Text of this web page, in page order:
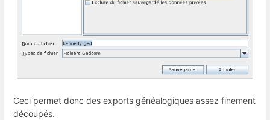
Ceci permet donc des exports généalogiques assez finement
découpés.